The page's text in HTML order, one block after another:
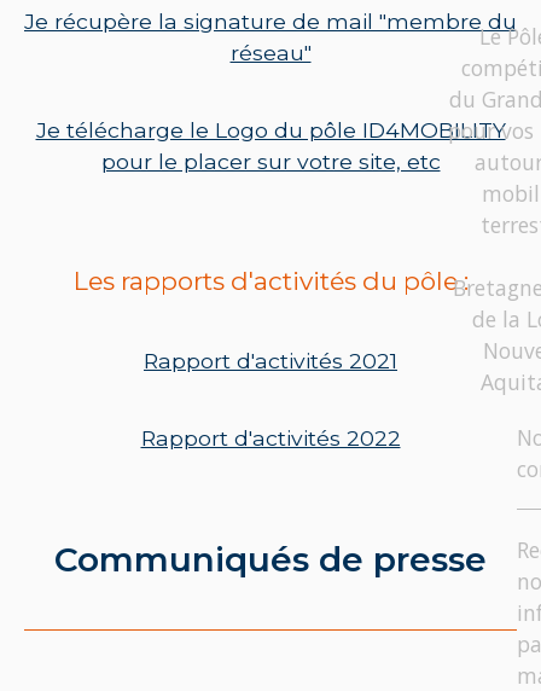
Je récupère la signature de mail "membre du
réseau"
Je télécharge le Logo du pôle ID4MOBILITY
pour le placer sur votre site, etc
Les rapports d'activités du pôle :
Rapport d'activités 2021
Rapport d'activités 2022
Communiqués de presse
Le
du
pour
de la